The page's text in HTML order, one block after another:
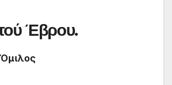
Έβρου.
Όμιλος